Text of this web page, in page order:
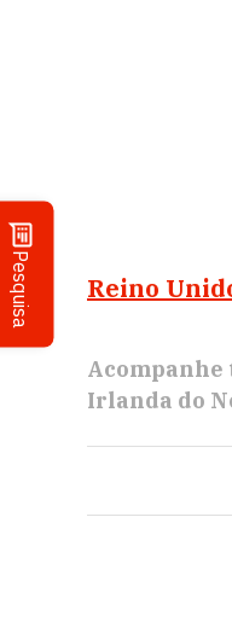
Pesquisa Reino
Acompanhe
Irlanda do